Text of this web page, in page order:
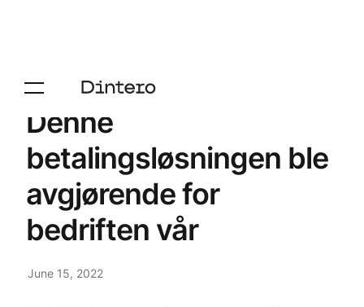
Denne
betalingsløsningen ble
avgjørende for
bedriften vår
June 15, 2022